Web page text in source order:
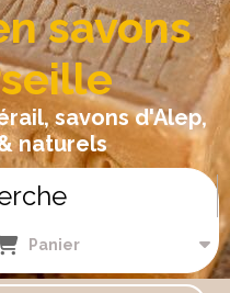
savons
savons d'Alep,
naturels
Panier